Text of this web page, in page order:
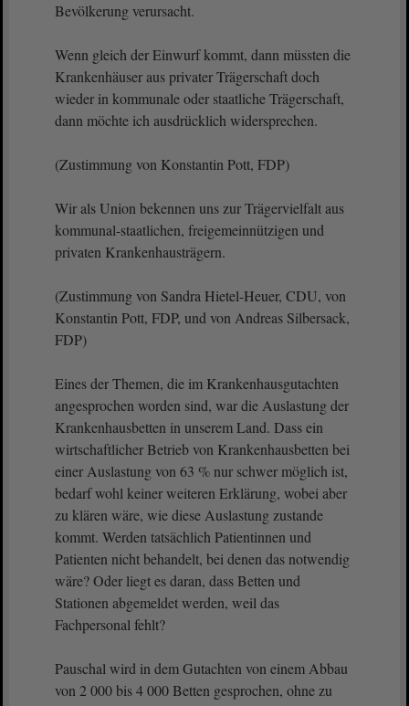
Bevölkerung verursacht.
Wenn gleich der Einwurf kommt, dann müssten die
Krankenhäuser aus privater Trägerschaft doch
wieder in kommunale oder staatliche Trägerschaft,
dann möchte ich ausdrücklich widersprechen.
(Zustimmung von Konstantin Pott, FDP)
Wir als Union bekennen uns zur Trägervielfalt aus
kommunal-staatlichen, freigemeinnützigen und
privaten Krankenhausträgern.
(Zustimmung von Sandra Hietel-Heuer, CDU, von
Konstantin Pott, FDP, und von Andreas Silbersack,
FDP)
Eines der Themen, die im Krankenhausgutachten
angesprochen worden sind, war die Auslastung der
Krankenhausbetten in unserem Land. Dass ein
wirtschaftlicher Betrieb von Krankenhausbetten bei
einer Auslastung von 63 % nur schwer möglich ist,
bedarf wohl keiner weiteren Erklärung, wobei aber
zu klären wäre, wie diese Auslastung zustande
kommt. Werden tatsächlich Patientinnen und
Patienten nicht behandelt, bei denen das notwendig
wäre? Oder liegt es daran, dass Betten und
Stationen abgemeldet werden, weil das
Fachpersonal fehlt?
Pauschal wird in dem Gutachten von einem Abbau
von 2 000 bis 4 000 Betten gesprochen, ohne zu